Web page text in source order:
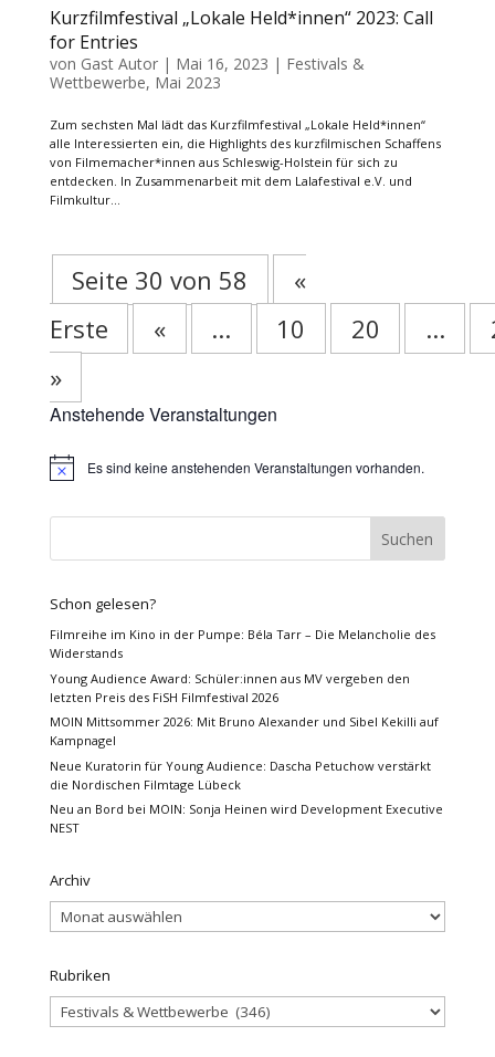
Kurzfilmfestival „Lokale Held*innen“ 2023: Call
for Entries
von Gast Autor| Mai 16, 2023 | Festivals &
Wettbewerbe, Mai 2023
Zum sechsten Mal lädt das Kurzfilmfestival „Lokale Held*innen“
alle Interessierten ein, die Highlights des kurzfilmischen Schaffens
von Filmemacher*innen aus Schleswig-Holstein für sich zu
entdecken. In Zusammenarbeit mit dem Lalafestival e.V. und
Filmkultur...
Seite 30 von 58
«
Erste
« ... 10 20 ...
»
Anstehende Veranstaltungen
HinweisEs sind keine anstehenden Veranstaltungen vorhanden.
Schon gelesen?
Filmreihe im Kino in der Pumpe: Béla Tarr – Die Melancholie des
Widerstands
Young Audience Award: Schüler:innen aus MV vergeben den
letzten Preis des FiSH Filmfestival 2026
MOIN Mittsommer 2026: Mit Bruno Alexander und Sibel Kekilli auf
Kampnagel
Neue Kuratorin für Young Audience: Dascha Petuchow verstärkt
die Nordischen Filmtage Lübeck
Neu an Bord bei MOIN: Sonja Heinen wird Development Executive
NEST
Archiv
Archiv
Rubriken
Rubriken